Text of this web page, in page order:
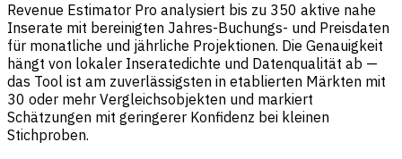
Revenue Estimator Pro analysiert bis zu 350 aktive nahe
Inserate mit bereinigten Jahres-Buchungs- und Preisdaten
für monatliche und jährliche Projektionen. Die Genauigkeit
hängt von lokaler Inseratedichte und Datenqualität ab —
das Tool ist am zuverlässigsten in etablierten Märkten mit
30 oder mehr Vergleichsobjekten und markiert
Schätzungen mit geringerer Konfidenz bei kleinen
Stichproben.